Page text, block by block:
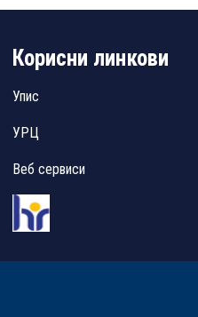
Корисни линкови
Упис
УРЦ
Веб сервиси